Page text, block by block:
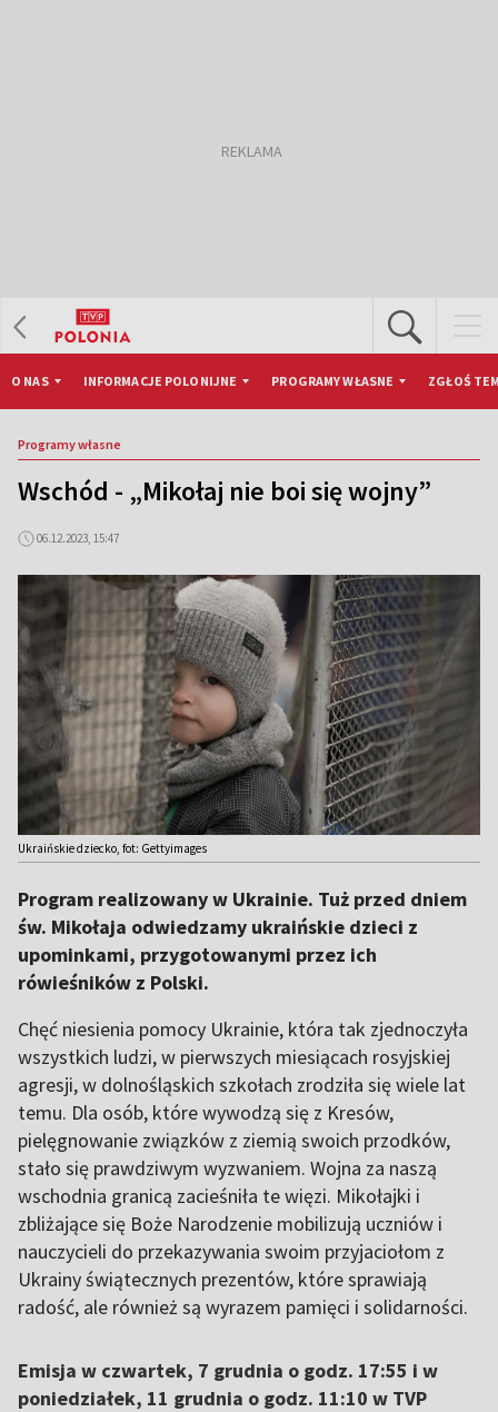
O NAS INFORMACJE POLONIJNE PROGRAMY WŁASNE ZGŁOŚ
Programy własne
Wschód - „Mikołaj nie boi się wojny”
06.12.2023, 15:47
Ukraińskie dziecko, fot: Gettyimages
Program realizowany w Ukrainie. Tuż przed dniem
św. Mikołaja odwiedzamy ukraińskie dzieci z
upominkami, przygotowanymi przez ich
rówieśników z Polski.
Chęć niesienia pomocy Ukrainie, która tak zjednoczyła
wszystkich ludzi, w pierwszych miesiącach rosyjskiej
agresji, w dolnośląskich szkołach zrodziła się wiele lat
temu. Dla osób, które wywodzą się z Kresów,
pielęgnowanie związków z ziemią swoich przodków,
stało się prawdziwym wyzwaniem. Wojna za naszą
wschodnia granicą zacieśniła te więzi. Mikołajki i
zbliżające się Boże Narodzenie mobilizują uczniów i
nauczycieli do przekazywania swoim przyjaciołom z
Ukrainy świątecznych prezentów, które sprawiają
radość, ale również są wyrazem pamięci i solidarności.
Emisja w czwartek, 7 grudnia o godz. 17:55 i w
poniedziałek, 11 grudnia o godz. 11:10 w TVP